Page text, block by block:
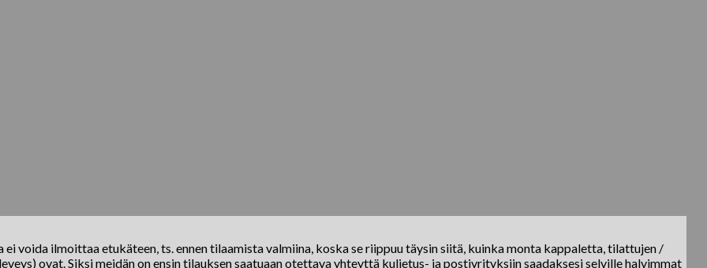
voida ilmoittaa etukäteen, ts. ennen tilaamista valmiina, koska se riippuu täysin siitä, kuinka monta kappaletta, tilattujen /
ovat. Siksi meidän on ensin tilauksen saatuaan otettava yhteyttä kuljetus- ja postiyrityksiin saadaksesi selville halvimmat